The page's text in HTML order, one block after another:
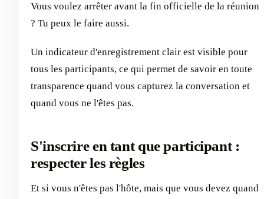
Vous voulez arrêter avant la fin officielle de la réunion
? Tu peux le faire aussi.
Un indicateur d'enregistrement clair est visible pour
tous les participants, ce qui permet de savoir en toute
transparence quand vous capturez la conversation et
quand vous ne l'êtes pas.
S'inscrire en tant que participant :
respecter les règles
Et si vous n'êtes pas l'hôte, mais que vous devez quand